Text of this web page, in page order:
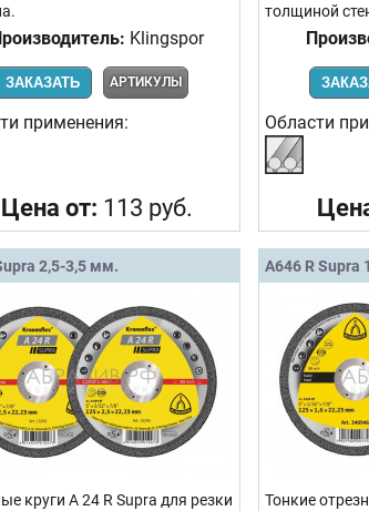
Klingspor
ЗАКАЗАТЬ АРТИКУЛЫ
применения:
Цена от: 113 руб.
толщиной
Области
2,5-3,5 мм.
круги A 24 R Supra для резки
A646 R Supra
Тонкие